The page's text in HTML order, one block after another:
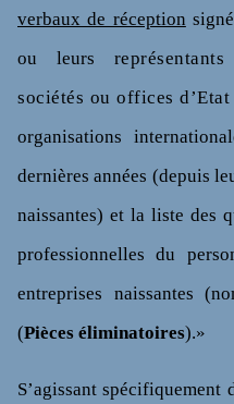
verbaux de réception
ou leurs
sociétés ou offices
organisations
dernières années (depuis
naissantes) et la liste des
professionnelles du
entreprises naissantes
(Pièces éliminatoires).»
S’agissant